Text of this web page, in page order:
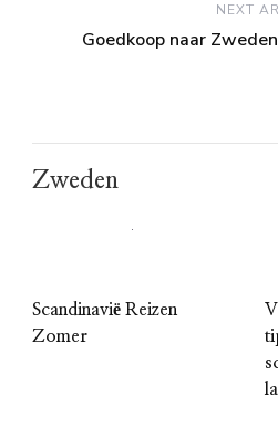
NEXT
Goedkoop naar
Zweden
Scandinavië Reizen
Zomer